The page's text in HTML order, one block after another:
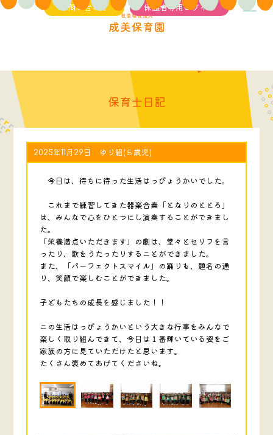
お問い合わせ 保護者専用ログイン
保育士日記
2025年11月29日 ゆり組(５歳児)
今日は、待ちに待った生活はっぴょうかいでした。
これまで練習してきた器楽合奏「となりのととろ」
は、みんなで心をひとつにし演奏することができまし
た。
「栄養満点いただきます」の劇は、堂々とセリフを言
ったり、歌をうたったりすることができました。
また、「パーフェクトスマイル」の踊りも、題名の通
り、笑顔で楽しむことができました。
子どもたちの成長を感じました！！
この生活はっぴょうかいという大きな行事をみんなで
楽しく取り組んできて、今日は１番輝いている姿をご
家族の方に見ていただけたと思います。
たくさん褒めてあげてくださいね。